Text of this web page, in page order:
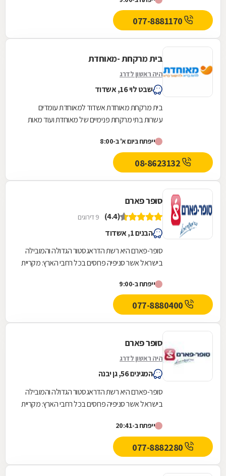
בית מרקחת -מאוחדת
היה ראשון לדרג
שבט לוי 16, אשדוד
בית מרקחת מאוחדת אשדוד למאוחדת עומדים
עשרות בתי מרקחת פנימיים של מאוחדת ועוד מאות
רשתות...
ייפתח ביום א' ב-8:00
סופר פארם
(4.4) 9 דירוגים
הבנים 1, אשדוד
סופר-פארם היא רשת הדראגסטור הגדולה והמובילה
בישראל אשר סניפיה פרוסים בכל רחבי הארץ: מקריית
ייפתח ב-9:00
סופר פארם
היה ראשון לדרג
המגינים 56, גן יבנה
סופר-פארם היא רשת הדראגסטור הגדולה והמובילה
בישראל אשר סניפיה פרוסים בכל רחבי הארץ: מקריית
ייפתח ב-20:41